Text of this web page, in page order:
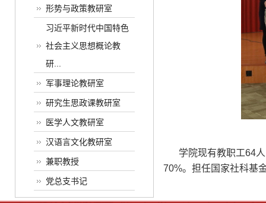
形势与政策教研室
习近平新时代中国特色
社会主义思想概论教
研...
军事理论教研室
研究生思政课教研室
医学人文教研室
汉语言文化教研室
兼职教授
党总支书记
学院现有教职工64
70%。担任国家社科基